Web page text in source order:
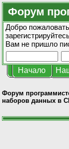
Форум
Добро
Вам не пришло
Начало
Форум
наборов данных в